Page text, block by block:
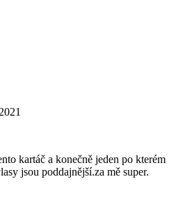
kartáč a konečně jeden po kterém
jsou poddajnější.za mě super.